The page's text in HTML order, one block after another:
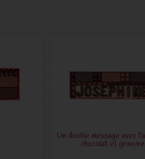
Un double message avec
chocolat et gravure